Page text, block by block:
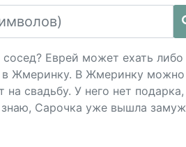
Еврей может ехать
Жмеринку. В Жмеринку можно
свадьбу. У него нет
Сарочка уже вышла